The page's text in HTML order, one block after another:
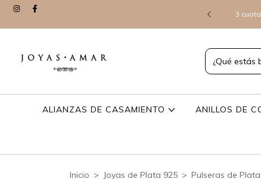
Y TE ENVIAMOS POR WHATSAPP LO QUE
3
ALIANZAS DE CASAMIENTO ANILLOS DE
Inicio > Joyas de Plata 925 > Pulseras de Plata